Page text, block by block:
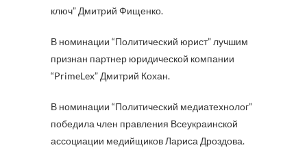
ключ” Дмитрий Фищенко.
В номинации “Политический юрист” лучшим
признан партнер юридической компании
“PrimeLex” Дмитрий Кохан.
В номинации “Политический медиатехнолог”
победила член правления Всеукраинской
ассоциации медийщиков Лариса Дроздова.